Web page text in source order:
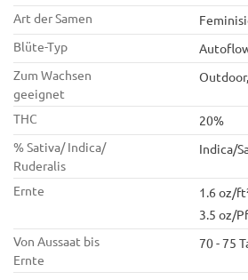
Art der Samen
Blüte-Typ
Zum Wachsen
geeignet
THC
20%
% Sativa/ Indica/
Ruderalis
Indica/
Ernte
1.6 oz/
3.5 oz/
Von Aussaat bis
Ernte
70 - 75